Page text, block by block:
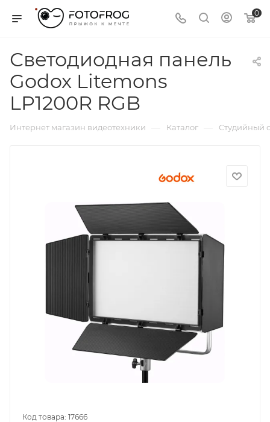
0
Светодиодная панель
Godox Litemons
LP1200R RGB
Интернет магазин видеотехники — Каталог — Студийный
Код товара: 17666